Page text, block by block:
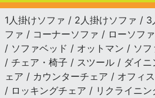
1人掛けソファ / 2人掛けソファ /
ファ / コーナーソファ / ローソフ
/ ソファベッド / オットマン / ソ
/ チェア・椅子 / スツール / ダイ
ェア / カウンターチェア / オフィ
/ ロッキングチェア / リクライニ